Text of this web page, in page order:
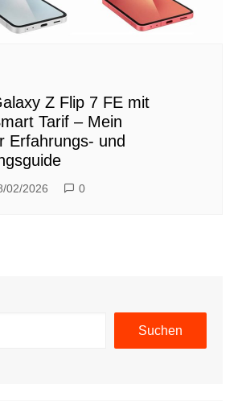
Z Flip 7 FE mit
Tarif – Mein
Erfahrungs- und
02/2026 0
Suchen